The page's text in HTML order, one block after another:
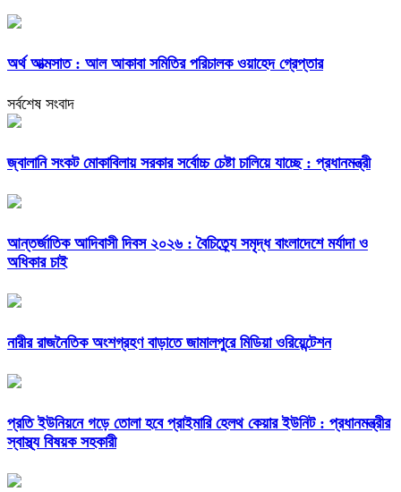
অর্থ আত্মসাত : আল আকাবা সমিতির পরিচালক ওয়াহেদ গ্রেপ্তার
সর্বশেষ সংবাদ
জ্বালানি সংকট মোকাবিলায় সরকার সর্বোচ্চ চেষ্টা চালিয়ে যাচ্ছে : প্রধানমন্ত্রী
আন্তর্জাতিক আদিবাসী দিবস ২০২৬ : বৈচিত্র্যে সমৃদ্ধ বাংলাদেশে মর্যাদা ও
অধিকার চাই
নারীর রাজনৈতিক অংশগ্রহণ বাড়াতে জামালপুরে মিডিয়া ওরিয়েন্টেশন
প্রতি ইউনিয়নে গড়ে তোলা হবে প্রাইমারি হেলথ কেয়ার ইউনিট : প্রধানমন্ত্রীর
স্বাস্থ্য বিষয়ক সহকারী